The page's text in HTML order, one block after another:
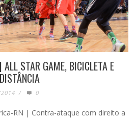
STAR GAME, BICICLETA E
/ 0
RN | Contra-ataque com direito a